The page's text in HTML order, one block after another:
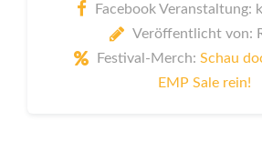
Facebook Veranstaltung:
Veröffentlicht von:
Festival-Merch: Schau
EMP Sale rein!